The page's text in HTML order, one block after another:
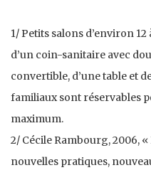
1/ Petits salons d’environ
d’un coin-sanitaire avec
convertible, d’une table et
familiaux sont réservables
maximum.
2/ Cécile Rambourg, 2006,
nouvelles pratiques,